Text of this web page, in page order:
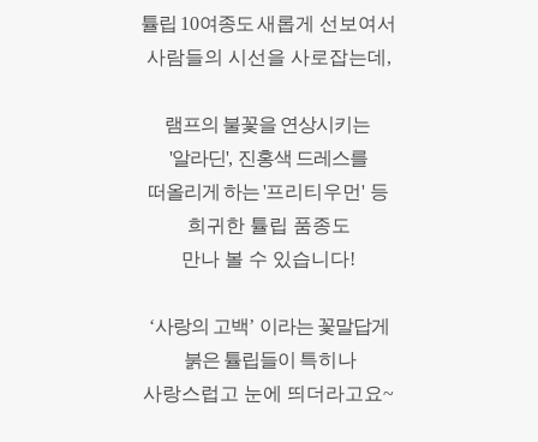
튤립 10여종도새롭게 선보여서
사람들의 시선을 사로잡는데 ,
램프의 불꽃을 연상시키는
'알라딘', 진홍색 드레스를
떠올리게 하는 '프리티우먼' 등
희귀한 튤립 품종도
만나 볼 수 있습니다!
‘사랑의 고백’ 이라는 꽃말답게
붉은 튤립들이 특히나
사랑스럽고 눈에 띄더라고요~